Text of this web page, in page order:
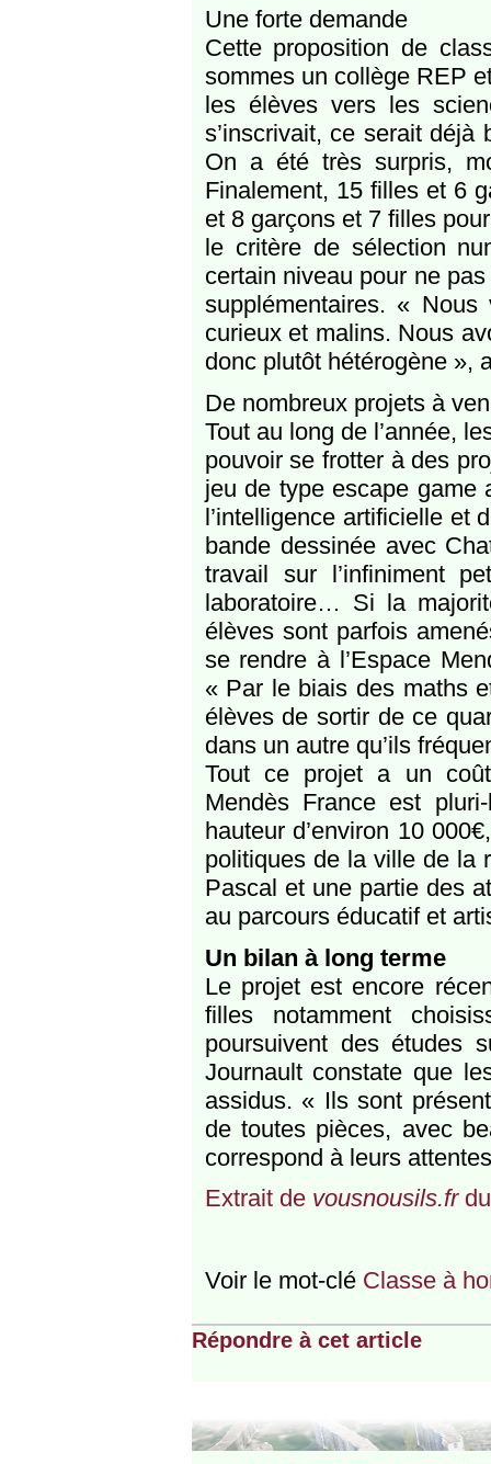
Une forte demande
Cette proposition de
sommes un collège REP
les élèves vers les
s’inscrivait, ce serait
On a été très surpris,
Finalement, 15 filles et 6
et 8 garçons et 7 filles
le critère de sélection
certain niveau pour ne
supplémentaires. «
curieux et malins. Nous
donc plutôt hétérogène »,
De nombreux projets à
Tout au long de l’année,
pouvoir se frotter à des
jeu de type escape game
l’intelligence artificielle et
bande dessinée avec
travail sur l’infiniment
laboratoire… Si la
élèves sont parfois
se rendre à l’Espace
« Par le biais des maths
élèves de sortir de ce
dans un autre qu’ils
Tout ce projet a un
Mendès France est
hauteur d’environ 10
politiques de la ville de la
Pascal et une partie des
au parcours éducatif et
Un bilan à long terme
Le projet est encore
filles notamment
poursuivent des études
Journault constate que
assidus. « Ils sont
de toutes pièces, avec
correspond à leurs
Extrait de vousnousils.frdu
Voir le mot-clé Classe à
Répondre à cet article